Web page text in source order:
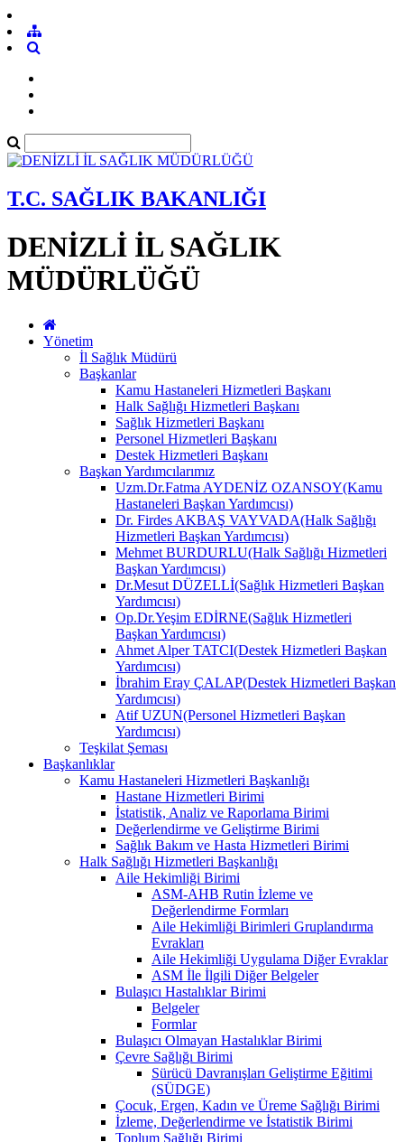
T.C. SAĞLIK BAKANLIĞI
DENİZLİ İL SAĞLIK
MÜDÜRLÜĞÜ
Yönetim
İl Sağlık Müdürü
Başkanlar
Kamu Hastaneleri Hizmetleri Başkanı
Halk Sağlığı Hizmetleri Başkanı
Sağlık Hizmetleri Başkanı
Personel Hizmetleri Başkanı
Destek Hizmetleri Başkanı
Başkan Yardımcılarımız
Uzm.Dr.Fatma AYDENİZ OZANSOY(Kamu
Hastaneleri Başkan Yardımcısı)
Dr. Firdes AKBAŞ VAYVADA(Halk Sağlığı
Hizmetleri Başkan Yardımcısı)
Mehmet BURDURLU(Halk Sağlığı Hizmetleri
Başkan Yardımcısı)
Dr.Mesut DÜZELLİ(Sağlık Hizmetleri Başkan
Yardımcısı)
Op.Dr.Yeşim EDİRNE(Sağlık Hizmetleri
Başkan Yardımcısı)
Ahmet Alper TATCI(Destek Hizmetleri Başkan
Yardımcısı)
İbrahim Eray ÇALAP(Destek Hizmetleri Başkan
Yardımcısı)
Atif UZUN(Personel Hizmetleri Başkan
Yardımcısı)
Teşkilat Şeması
Başkanlıklar
Kamu Hastaneleri Hizmetleri Başkanlığı
Hastane Hizmetleri Birimi
İstatistik, Analiz ve Raporlama Birimi
Değerlendirme ve Geliştirme Birimi
Sağlık Bakım ve Hasta Hizmetleri Birimi
Halk Sağlığı Hizmetleri Başkanlığı
Aile Hekimliği Birimi
ASM-AHB Rutin İzleme ve
Değerlendirme Formları
Aile Hekimliği Birimleri Gruplandırma
Evrakları
Aile Hekimliği Uygulama Diğer Evraklar
ASM İle İlgili Diğer Belgeler
Bulaşıcı Hastalıklar Birimi
Belgeler
Formlar
Bulaşıcı Olmayan Hastalıklar Birimi
Çevre Sağlığı Birimi
Sürücü Davranışları Geliştirme Eğitimi
(SÜDGE)
Çocuk, Ergen, Kadın ve Üreme Sağlığı Birimi
İzleme, Değerlendirme ve İstatistik Birimi
Toplum Sağlığı Birimi